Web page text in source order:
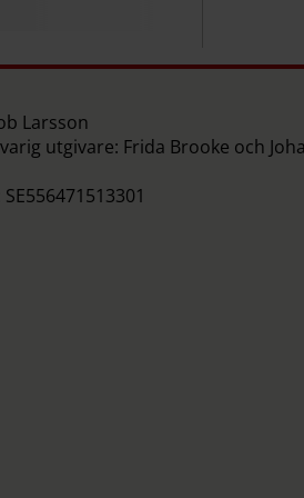
Larsson
utgivare: Frida Brooke och